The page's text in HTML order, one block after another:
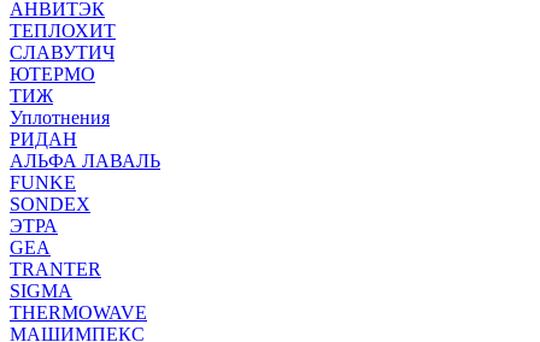
АНВИТЭК
ТЕПЛОХИТ
СЛАВУТИЧ
ЮТЕРМО
ТИЖ
Уплотнения
РИДАН
АЛЬФА ЛАВАЛЬ
FUNKE
SONDEX
ЭТРА
GEA
TRANTER
SIGMA
THERMOWAVE
МАШИМПЕКС